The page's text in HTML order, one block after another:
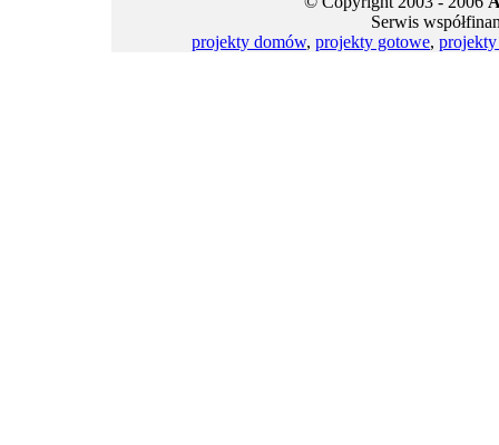
Serwis
projekty domów, projekty gotowe,